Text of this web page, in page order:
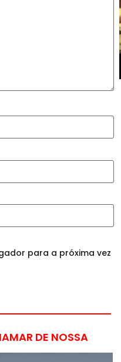
para a próxima vez
DE NOSSA